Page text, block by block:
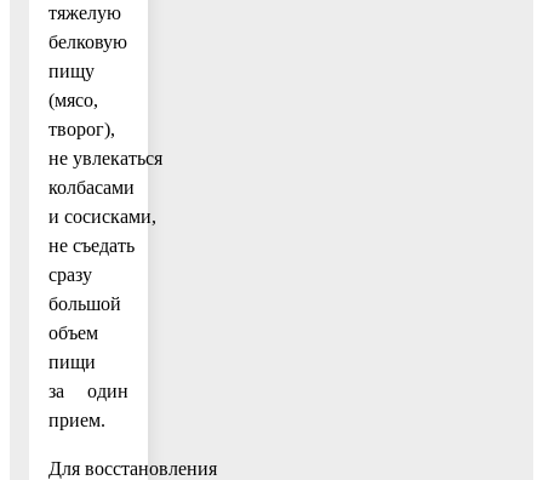
тяжелую
белковую
пищу
(мясо,
творог),
не увлекаться
колбасами
и сосисками,
не съедать
сразу
большой
объем
пищи
за один
прием.
Для восстановления